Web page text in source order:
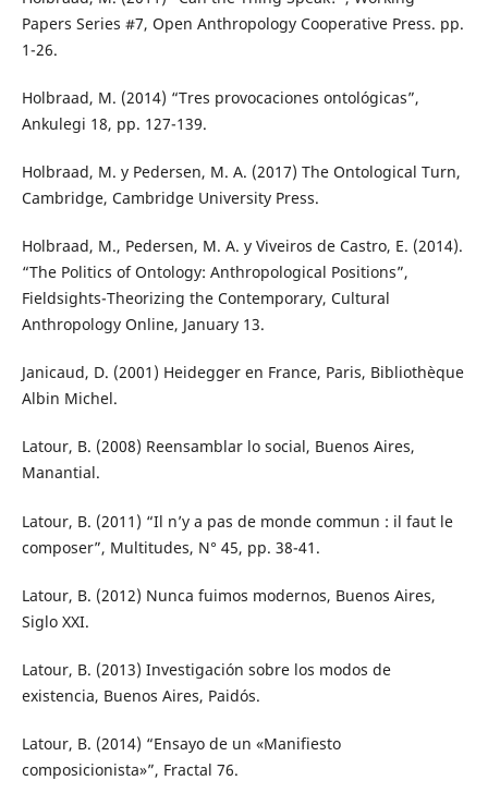
Papers Series #7, Open Anthropology Cooperative Press. pp.
1-26.
Holbraad, M. (2014) “Tres provocaciones ontológicas”,
Ankulegi 18, pp. 127-139.
Holbraad, M. y Pedersen, M. A. (2017) The Ontological Turn,
Cambridge, Cambridge University Press.
Holbraad, M., Pedersen, M. A. y Viveiros de Castro, E. (2014).
“The Politics of Ontology: Anthropological Positions”,
Fieldsights-Theorizing the Contemporary, Cultural
Anthropology Online, January 13.
Janicaud, D. (2001) Heidegger en France, Paris, Bibliothèque
Albin Michel.
Latour, B. (2008) Reensamblar lo social, Buenos Aires,
Manantial.
Latour, B. (2011) “Il n’y a pas de monde commun : il faut le
composer”, Multitudes, N° 45, pp. 38-41.
Latour, B. (2012) Nunca fuimos modernos, Buenos Aires,
Siglo XXI.
Latour, B. (2013) Investigación sobre los modos de
existencia, Buenos Aires, Paidós.
Latour, B. (2014) “Ensayo de un «Manifiesto
composicionista»”, Fractal 76.